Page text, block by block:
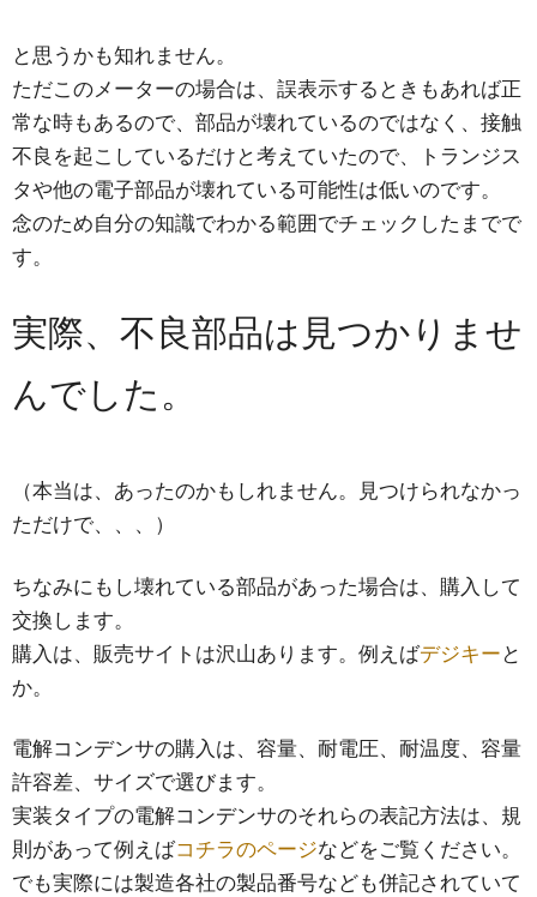
と思うかも知れません。
ただこのメーターの場合は、誤表示するときもあれば正
常な時もあるので、部品が壊れているのではなく、接触
不良を起こしているだけと考えていたので、トランジス
タや他の電子部品が壊れている可能性は低いのです。
念のため自分の知識でわかる範囲でチェックしたまでで
す。
実際、不良部品は見つかりませ
んでした。
（本当は、あったのかもしれません。見つけられなかっ
ただけで、、、）
ちなみにもし壊れている部品があった場合は、購入して
交換します。
購入は、販売サイトは沢山あります。例えばデジキー と
か。
電解コンデンサの購入は、容量、耐電圧、耐温度、容量
許容差、サイズで選びます。
実装タイプの電解コンデンサのそれらの表記方法は、規
則があって例えばコチラのページなどをご覧ください。
でも実際には製造各社の製品番号なども併記されていて